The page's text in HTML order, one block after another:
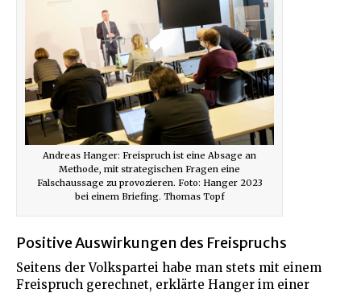
Andreas Hanger: Freispruch ist eine Absage an
Methode, mit strategischen Fragen eine
Falschaussage zu provozieren. Foto: Hanger 2023
bei einem Briefing. Thomas Topf
Positive Auswirkungen des Freispruchs
Seitens der Volkspartei habe man stets mit einem
Freispruch gerechnet, erklärte Hanger im einer